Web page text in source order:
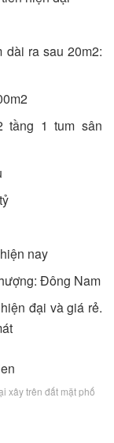
dài ra sau 20m2:
tầng 1 tum sân
nay
Đông Nam
đại và giá rẻ.
xây trên đất mặt phố